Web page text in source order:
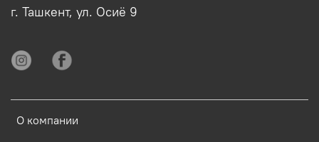
О компании
г. Ташкент, ул. Осиё 9